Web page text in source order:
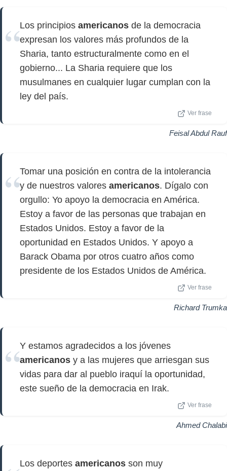
Los principios americanos de la democracia
expresan los valores más profundos de la
Sharia, tanto estructuralmente como en el
gobierno... La Sharia requiere que los
musulmanes en cualquier lugar cumplan con la
ley del país.
Ver frase
Feisal Abdul Rauf
Tomar una posición en contra de la intolerancia
y de nuestros valores americanos. Dígalo con
orgullo: Yo apoyo la democracia en América.
Estoy a favor de las personas que trabajan en
Estados Unidos. Estoy a favor de la
oportunidad en Estados Unidos. Y apoyo a
Barack Obama por otros cuatro años como
presidente de los Estados Unidos de América.
Ver frase
Richard Trumka
Y estamos agradecidos a los jóvenes
americanos y a las mujeres que arriesgan sus
vidas para dar al pueblo iraquí la oportunidad,
este sueño de la democracia en Irak.
Ver frase
Ahmed Chalabi
Los deportes americanos son muy